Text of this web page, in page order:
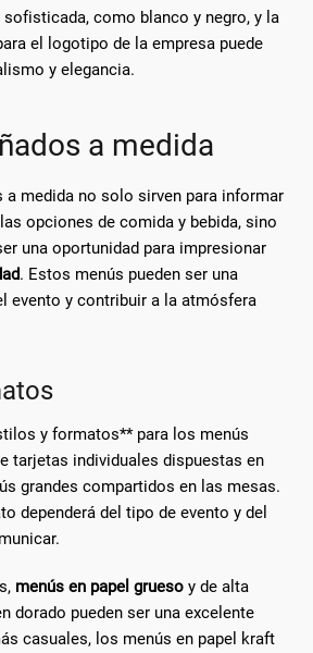
como blanco y negro, y la
el logotipo de la empresa puede
y elegancia.
a medida
a medida no solo sirven para informar
opciones de comida y bebida, sino
una oportunidad para impresionar
. Estos menús pueden ser una
evento y contribuir a la atmósfera
y formatos** para los menús
tarjetas individuales dispuestas en
grandes compartidos en las mesas.
dependerá del tipo de evento y del
menús en papel grueso y de alta
dorado pueden ser una excelente
casuales, los menús en papel kraft